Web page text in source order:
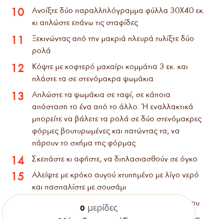
10
Ανοίξτε δύο παραλληλόγραμμα φύλλα 30Χ40 εκ.
κι απλώστε επάνω τις σταφίδες
11
Ξεκινώντας από την μακριά πλευρά τυλίξτε δύο
ρολά
12
Κόψτε με κοφτερό μαχαίρι κομμάτια 3 εκ. και
πλάστε τα σε στενόμακρα ψωμάκια
13
Απλώστε τα ψωμάκια σε ταψί, σε κάποια
απόσταση το ένα από το άλλο. Ή εναλλακτικά
μπορείτε να βάλετε τα ρολά σε δύο στενόμακρες
φόρμες βουτυρωμένες και πατώντας τα, να
πάρουν το σχήμα της φόρμας
14 Σκεπάστε κι αφήστε, να διπλασιασθούν σε όγκο
15
Αλείψτε με κρόκο αυγού χτυπημένο με λίγο νερό
και πασπαλίστε με σουσάμι
C για περίπου
0 μερίδες